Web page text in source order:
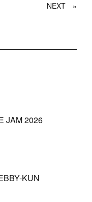
NEXT »
JAM 2026
KUN